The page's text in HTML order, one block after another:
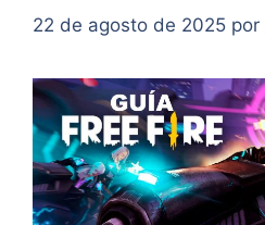
22 de agosto de 2025 por